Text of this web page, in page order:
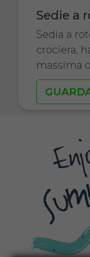
Sedie a
Sedia a
crociera,
massima